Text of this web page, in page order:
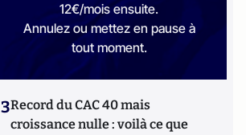
12€/mois ensuite.
Annulez ou mettez en pause à
tout moment.
3Record du CAC 40 mais
croissance nulle : voilà ce que